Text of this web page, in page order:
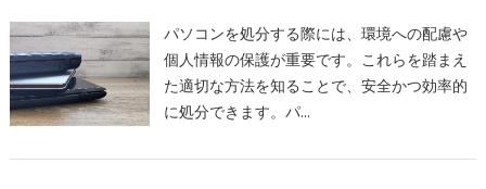
パソコンを処分する際には、環境への配慮や
個人情報の保護が重要です。これらを踏まえ
た適切な方法を知ることで、安全かつ効率的
に処分できます。パ…